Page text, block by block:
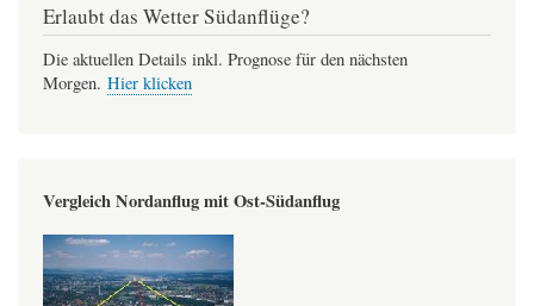
Erlaubt das Wetter Südanflüge?
Die aktuellen Details inkl. Prognose für den nächsten
Morgen. Hier klicken
Vergleich Nordanflug mit Ost-Südanflug